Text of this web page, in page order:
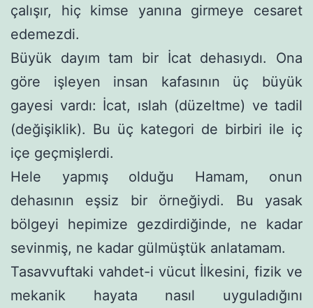
çalışır, hiç kimse yanına girmeye cesaret
edemezdi.
Büyük dayım tam bir İcat dehasıydı. Ona
göre işleyen insan kafasının üç büyük
gayesi vardı: İcat, ıslah (düzeltme) ve tadil
(değişiklik). Bu üç kategori de birbiri ile iç
içe geçmişlerdi.
Hele yapmış olduğu Hamam, onun
dehasının eşsiz bir örne­ğiydi. Bu yasak
bölgeyi hepimize gezdirdiğinde, ne kadar
sevin­miş, ne kadar gülmüştük anlatamam.
Tasavvuftaki vahdet-i vücut İlkesini, fizik ve
mekanik hayata nasıl uyguladığını